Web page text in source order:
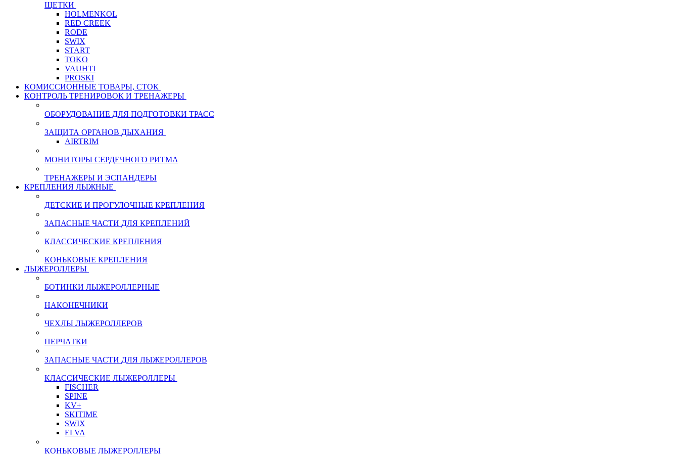
ЩЕТКИ
HOLMENKOL
RED CREEK
RODE
SWIX
START
TOKO
VAUHTI
PROSKI
КОМИССИОННЫЕ ТОВАРЫ, СТОК
КОНТРОЛЬ ТРЕНИРОВОК И ТРЕНАЖЕРЫ
ОБОРУДОВАНИЕ ДЛЯ ПОДГОТОВКИ ТРАСС
ЗАЩИТА ОРГАНОВ ДЫХАНИЯ
AIRTRIM
МОНИТОРЫ СЕРДЕЧНОГО РИТМА
ТРЕНАЖЕРЫ И ЭСПАНДЕРЫ
КРЕПЛЕНИЯ ЛЫЖНЫЕ
ДЕТСКИЕ И ПРОГУЛОЧНЫЕ КРЕПЛЕНИЯ
ЗАПАСНЫЕ ЧАСТИ ДЛЯ КРЕПЛЕНИЙ
КЛАССИЧЕСКИЕ КРЕПЛЕНИЯ
КОНЬКОВЫЕ КРЕПЛЕНИЯ
ЛЫЖЕРОЛЛЕРЫ
БОТИНКИ ЛЫЖЕРОЛЛЕРНЫЕ
НАКОНЕЧНИКИ
ЧЕХЛЫ ЛЫЖЕРОЛЛЕРОВ
ПЕРЧАТКИ
ЗАПАСНЫЕ ЧАСТИ ДЛЯ ЛЫЖЕРОЛЛЕРОВ
КЛАССИЧЕСКИЕ ЛЫЖЕРОЛЛЕРЫ
FISCHER
SPINE
KV+
SKITIME
SWIX
ELVA
КОНЬКОВЫЕ ЛЫЖЕРОЛЛЕРЫ